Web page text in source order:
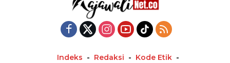
Indeks Redaksi
Kode Etik